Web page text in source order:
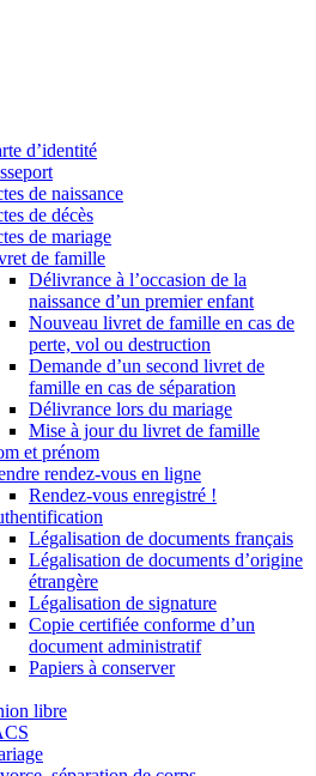
d’identité
de naissance
de décès
de mariage
de famille
Délivrance à l’occasion de la
naissance d’un premier enfant
Nouveau livret de famille en cas de
perte, vol ou destruction
Demande d’un second livret de
famille en cas de séparation
Délivrance lors du mariage
Mise à jour du livret de famille
et prénom
rendez-vous en ligne
Rendez-vous enregistré !
Légalisation de documents français
Légalisation de documents d’origine
étrangère
Légalisation de signature
Copie certifiée conforme d’un
document administratif
Papiers à conserver
libre